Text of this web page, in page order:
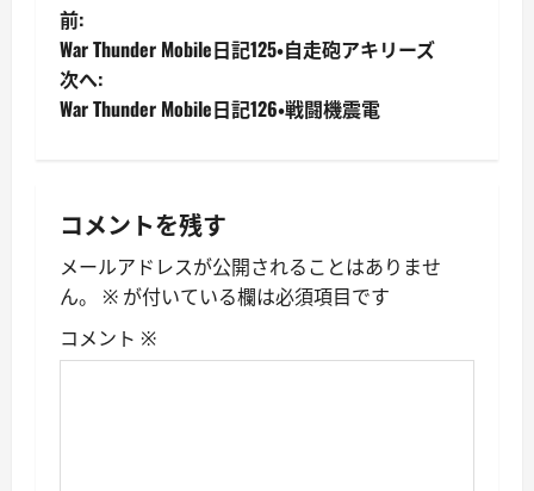
投
稿
ナ
ゲ
ー
シ
ョ
前:
War Thunder Mobile日記125・自走砲アキリーズ
次へ:
War Thunder Mobile日記126・戦闘機震電
コメントを残す
メールアドレスが公開されることはありませ
ん。
※ が付いている欄は必須項目です
コメント ※